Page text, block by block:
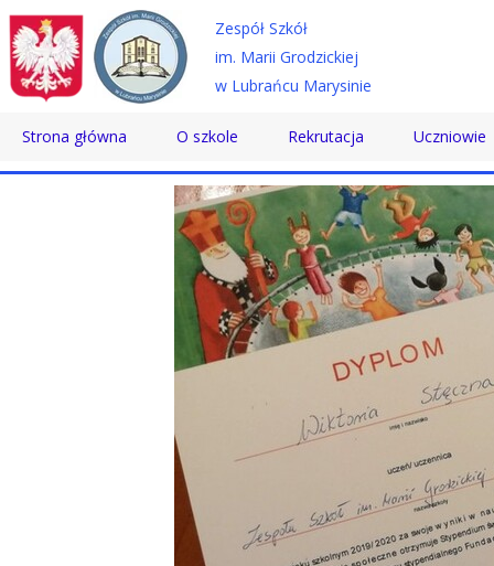
Strona główna O szkole
Historia
Patron
Dyrektor
Nauczyciele
Certyfikaty
Podziękowania
Rekrutacja
Technikum
Szkoła Branżowa
Szkoła Policealna
Uczniowie
Samorząd
Wolontariat
Doradztwo
Biblioteka
Konkursy
Zespół Szkół
im. Marii Grodzickiej
w Lubrańcu Marysinie